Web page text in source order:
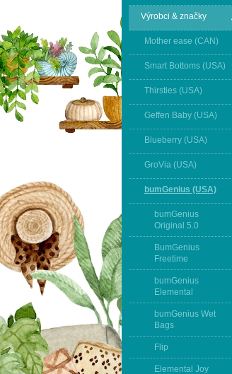
Výrobci & značky
Mother ease (CAN)
Smart Bottoms (USA)
Thirsties (USA)
Geffen Baby (USA)
Blueberry (USA)
GroVia (USA)
bumGenius (USA)
bumGenius
Original 5.0
BumGenius
Freetime
bumGenius
Elemental
bumGenius Wet
Bags
Flip
Elemental Joy